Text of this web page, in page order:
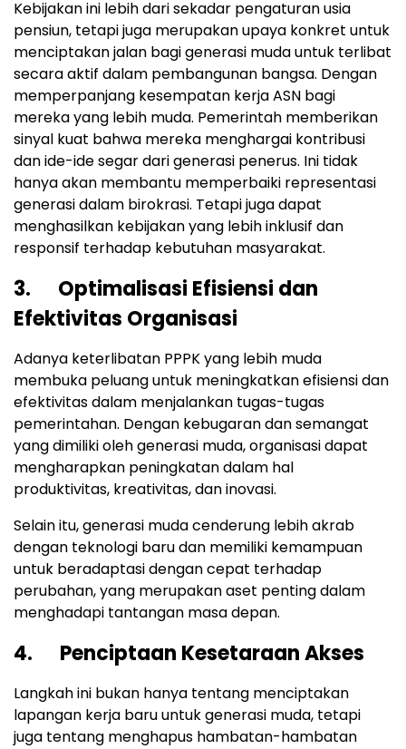
Kebijakan ini lebih dari sekadar pengaturan usia
pensiun, tetapi juga merupakan upaya konkret untuk
menciptakan jalan bagi generasi muda untuk terlibat
secara aktif dalam pembangunan bangsa. Dengan
memperpanjang kesempatan kerja ASN bagi
mereka yang lebih muda. Pemerintah memberikan
sinyal kuat bahwa mereka menghargai kontribusi
dan ide-ide segar dari generasi penerus. Ini tidak
hanya akan membantu memperbaiki representasi
generasi dalam birokrasi. Tetapi juga dapat
menghasilkan kebijakan yang lebih inklusif dan
responsif terhadap kebutuhan masyarakat.
3. Optimalisasi Efisiensi dan
Efektivitas Organisasi
Adanya keterlibatan PPPK yang lebih muda
membuka peluang untuk meningkatkan efisiensi dan
efektivitas dalam menjalankan tugas-tugas
pemerintahan. Dengan kebugaran dan semangat
yang dimiliki oleh generasi muda, organisasi dapat
mengharapkan peningkatan dalam hal
produktivitas, kreativitas, dan inovasi.
Selain itu, generasi muda cenderung lebih akrab
dengan teknologi baru dan memiliki kemampuan
untuk beradaptasi dengan cepat terhadap
perubahan, yang merupakan aset penting dalam
menghadapi tantangan masa depan.
4. Penciptaan Kesetaraan Akses
Langkah ini bukan hanya tentang menciptakan
lapangan kerja baru untuk generasi muda, tetapi
juga tentang menghapus hambatan-hambatan